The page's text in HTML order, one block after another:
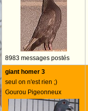
8983 messages postés
giant homer 3
seul on n'est rien ;)
Gourou Pigeonneux